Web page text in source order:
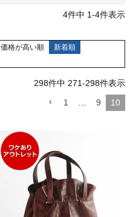
4件中 1-4件表示
価格が高い順
新着順
298件中 271-298件表示
1
9 10